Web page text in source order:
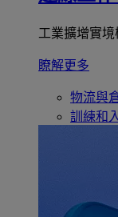
工業擴增實境
瞭解更多
物流與
訓練和